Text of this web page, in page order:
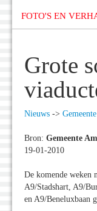
FOTO'S EN
Grote
Nieuws -> Gemeente
Bron: Gemeente
19-01-2010
De komende weken
A9/Stadshart, A9/
en A9/Beneluxbaan